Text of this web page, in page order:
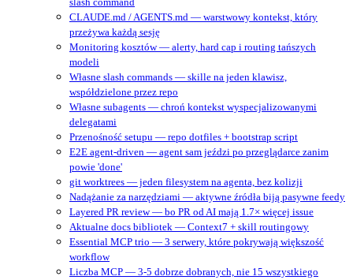
CLAUDE.md / AGENTS.md — warstwowy kontekst, który
przeżywa każdą sesję
Monitoring kosztów — alerty, hard cap i routing tańszych
modeli
Własne slash commands — skille na jeden klawisz,
współdzielone przez repo
Własne subagents — chroń kontekst wyspecjalizowanymi
delegatami
Przenośność setupu — repo dotfiles + bootstrap script
E2E agent-driven — agent sam jeździ po przeglądarce zanim
powie 'done'
git worktrees — jeden filesystem na agenta, bez kolizji
Nadążanie za narzędziami — aktywne źródła biją pasywne feedy
Layered PR review — bo PR od AI mają 1.7× więcej issue
Aktualne docs bibliotek — Context7 + skill routingowy
Essential MCP trio — 3 serwery, które pokrywają większość
workflow
Liczba MCP — 3-5 dobrze dobranych, nie 15 wszystkiego